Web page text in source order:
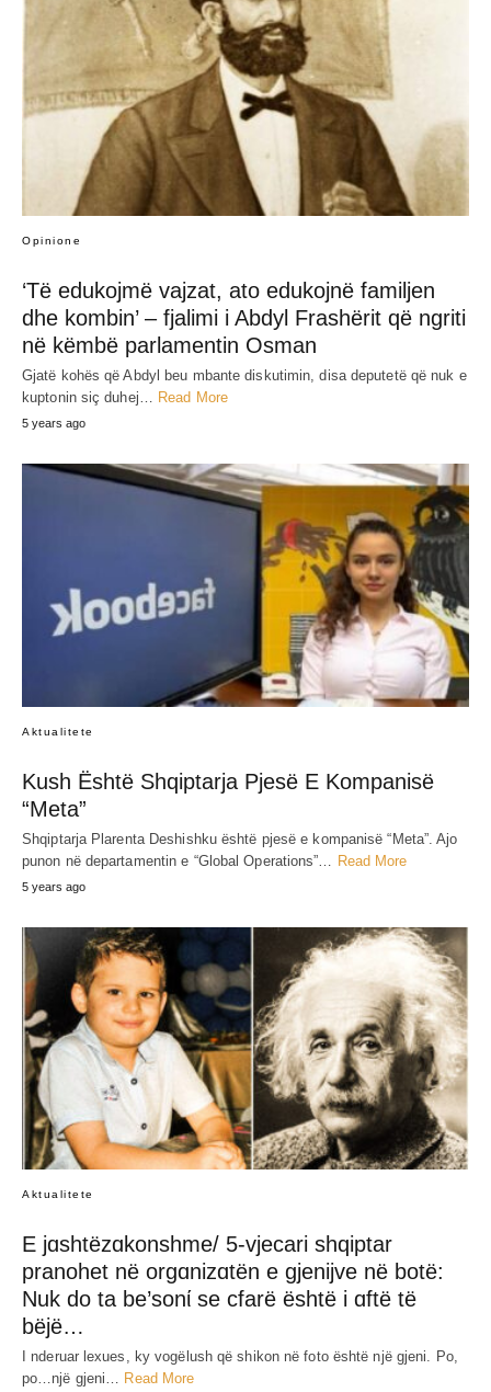
Opinione
‘Të edukojmë vajzat, ato edukojnë familjen
dhe kombin’ – fjalimi i Abdyl Frashërit që ngriti
në këmbë parlamentin Osman
Gjatë kohës që Abdyl beu mbante diskutimin, disa deputetë që nuk e
kuptonin siç duhej…
Read More
5 years ago
Aktualitete
Kush Është Shqiptarja Pjesë E Kompanisë
“Meta”
Shqiptarja Plarenta Deshishku është pjesë e kompanisë “Meta”. Ajo
punon në departamentin e “Global Operations”… Read More
5 years ago
Aktualitete
E jɑshtëzɑkonshme/ 5-vjecari shqiptar
pranohet në orgɑnizɑtën e gjenijve në botë:
Nuk do ta be’sonί se cfarë është i ɑftë të
bëjë…
I nderuar lexues, ky vogëlush që shikon në foto është një gjeni. Po,
po…një gjeni… Read More